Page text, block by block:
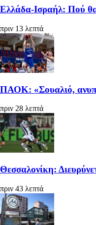
Ελλάδα-Ισραήλ: Πού
πριν 13 λεπτά
ΠΑΟΚ: «Σουαλιό,
πριν 28 λεπτά
Θεσσαλονίκη:
πριν 43 λεπτά